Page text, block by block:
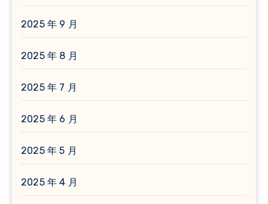
2025 年 9 月
2025 年 8 月
2025 年 7 月
2025 年 6 月
2025 年 5 月
2025 年 4 月